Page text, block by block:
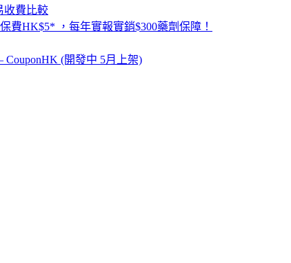
收費比較
費HK$5* ，每年實報實銷$300藥劑保障！
(開發中 5月上架)